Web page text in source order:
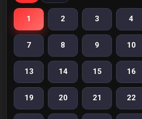
1 2 3 4
7 8 9 10
13 14 15 16
19 20 21 22